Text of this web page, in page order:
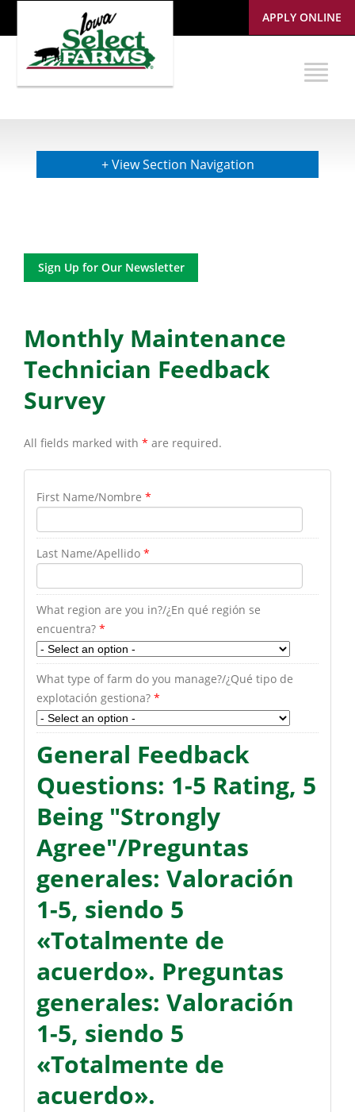
APPLY ONLINE
+ View Section Navigation
Sign Up for Our Newsletter
Monthly Maintenance
Technician Feedback
Survey
All fields marked with * are required.
First Name/Nombre *
Last Name/Apellido *
What region are you in?/¿En qué región se
encuentra? *
What type of farm do you manage?/¿Qué tipo de
explotación gestiona? *
General Feedback
Questions: 1-5 Rating, 5
Being "Strongly
Agree"/Preguntas
generales: Valoración
1-5, siendo 5
«Totalmente de
acuerdo». Preguntas
generales: Valoración
1-5, siendo 5
«Totalmente de
acuerdo».